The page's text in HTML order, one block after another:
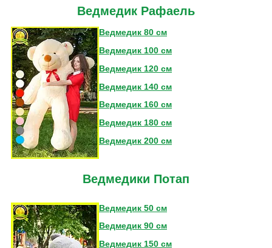
Ведмедик Рафаель
Ведмедик 80 см
Ведмедик 100 см
Ведмедик 120 см
Ведмедик 140 см
Ведмедик 160 см
Ведмедик 180 см
Ведмедик 200 см
Ведмедики Потап
Ведмедик 50 см
Ведмедик 90 см
Ведмедик 150 см